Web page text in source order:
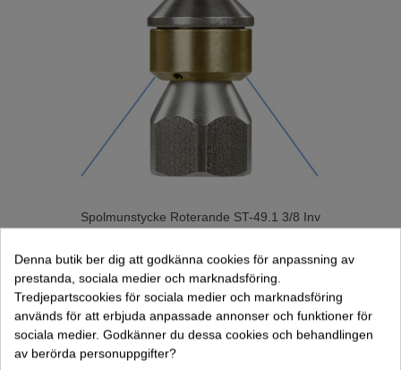
Spolmunstycke Roterande ST-49.1 3/8 Inv
908,00 kr (exkl. moms)
Lägg Till I Varukorgen
Denna butik ber dig att godkänna cookies för anpassning av
prestanda, sociala medier och marknadsföring.
Tredjepartscookies för sociala medier och marknadsföring
används för att erbjuda anpassade annonser och funktioner för
sociala medier. Godkänner du dessa cookies och behandlingen
av berörda personuppgifter?